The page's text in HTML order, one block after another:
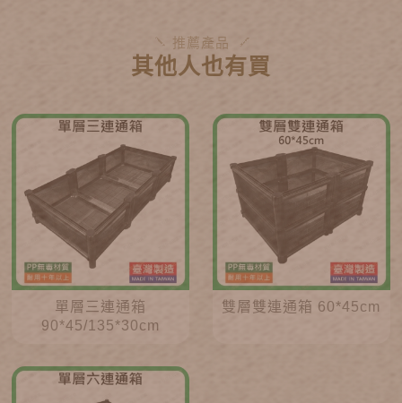
推薦產品
其他人也有買
單層三連通箱
90*45/135*30cm
雙層雙連通箱 60*45cm